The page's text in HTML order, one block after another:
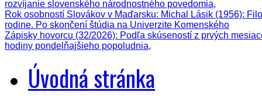
rozvíjanie slovenského národnostného povedomia,
Rok osobností Slovákov v Maďarsku: Michal Lásik (1956):
rodine. Po skončení štúdia na Univerzite Komenského
Zápisky hovorcu (32/2026): Podľa skúseností z prvých
hodiny pondelňajšieho popoludnia,
Úvodná stránka